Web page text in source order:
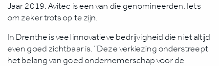
Jaar 2019. Avitec is een van die genomineerden. Iets
om zeker trots op te zijn.
In Drenthe is veel innovatieve bedrijvigheid die niet altijd
even goed zichtbaar is. ”Deze verkiezing onderstreept
het belang van goed ondernemerschap voor de